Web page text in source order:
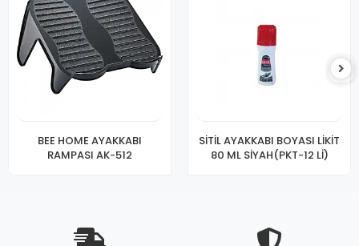
BEE HOME AYAKKABI
RAMPASI AK-512
SİTİL AYAKKABI BOYASI LİKİT
80 ML SİYAH(PKT-12 Lİ)